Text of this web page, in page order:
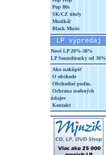
Pop 80s
SK/CZ tituly
Muzikál
Black Music
LP výpredaj
Nové LP 20%-30%
LP Soundtracky od 30%
Ako nakúpiť
O obchode
Obchodné podm.
Ochrana osobných
údajov
Kontakt